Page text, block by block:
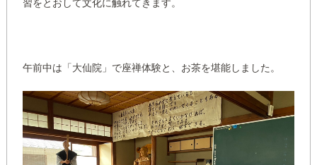
習をとおして文化に触れてきます。
午前中は「大仙院」で座禅体験と、お茶を堪能しました。